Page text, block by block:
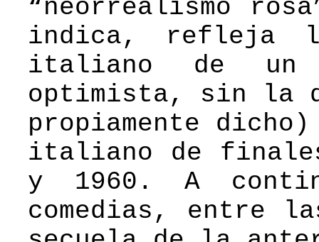
“neorrealismo
indica, refleja
italiano de un
optimista, sin la
propiamente
italiano de
y 1960. A
comedias, entre